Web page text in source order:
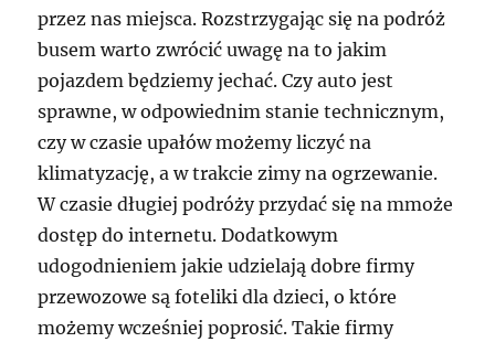
przez nas miejsca. Rozstrzygając się na podróż
busem warto zwrócić uwagę na to jakim
pojazdem będziemy jechać. Czy auto jest
sprawne, w odpowiednim stanie technicznym,
czy w czasie upałów możemy liczyć na
klimatyzację, a w trakcie zimy na ogrzewanie.
W czasie długiej podróży przydać się na mmoże
dostęp do internetu. Dodatkowym
udogodnieniem jakie udzielają dobre firmy
przewozowe są foteliki dla dzieci, o które
możemy wcześniej poprosić. Takie firmy